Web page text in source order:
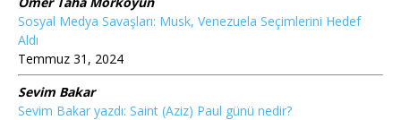
Sosyal Medya Savaşları: Musk, Venezuela Seçimlerini Hedef
Aldı
Temmuz 31, 2024
Sevim Bakar
Sevim Bakar yazdı: Saint (Aziz) Paul günü nedir?